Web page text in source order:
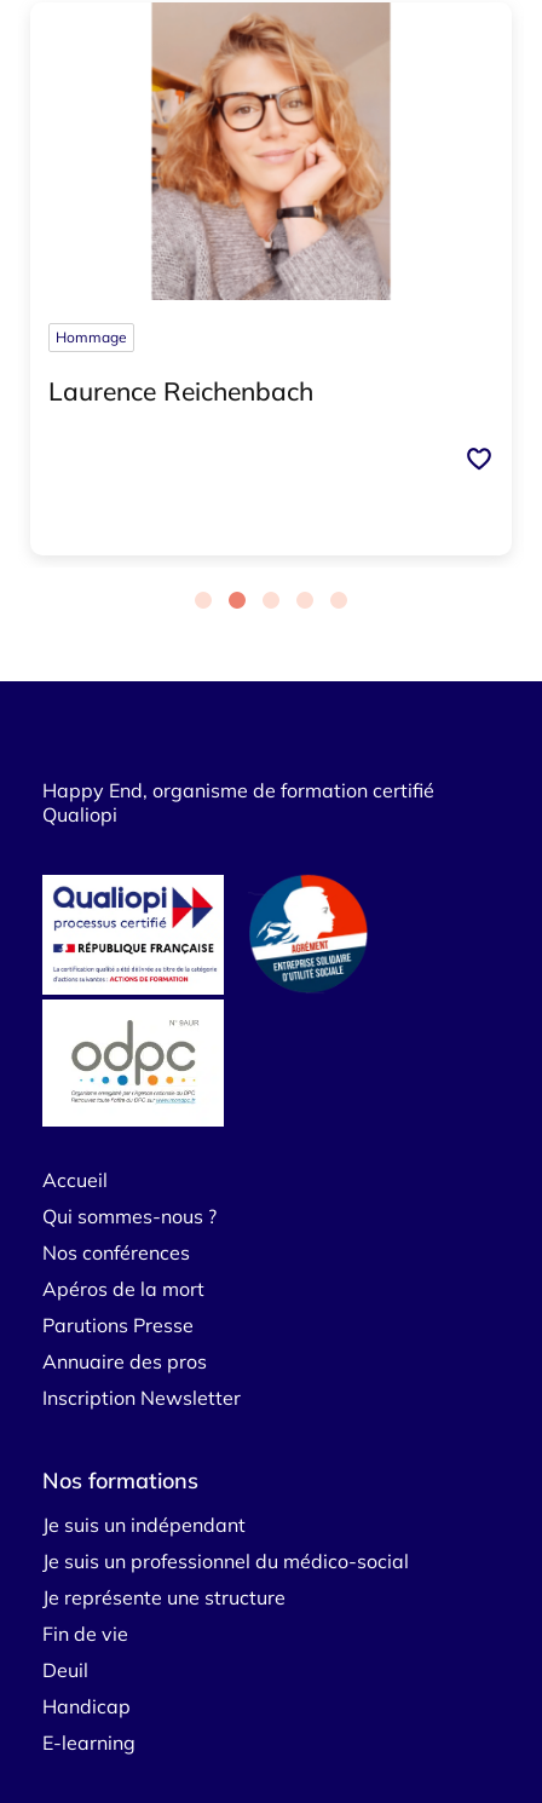
Hommage
Laurence Reichenbach
Happy End, organisme de formation certifié
Qualiopi
Accueil
Qui sommes-nous ?
Nos conférences
Apéros de la mort
Parutions Presse
Annuaire des pros
Inscription Newsletter
Nos formations
Je suis un indépendant
Je suis un professionnel du médico-social
Je représente une structure
Fin de vie
Deuil
Handicap
E-learning